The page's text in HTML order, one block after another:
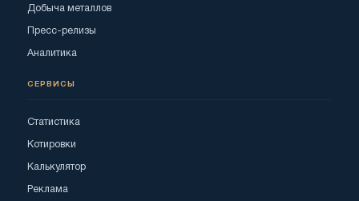
Добыча металлов
Пресс-релизы
Аналитика
СЕРВИСЫ
Статистика
Котировки
Калькулятор
Реклама